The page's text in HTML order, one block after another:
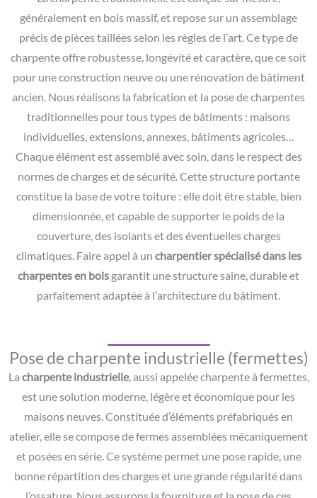
généralement en bois massif, et repose sur un assemblage
précis de pièces taillées selon les règles de l’art. Ce type de
charpente offre robustesse, longévité et caractère, que ce soit
pour une construction neuve ou une rénovation de bâtiment
ancien. Nous réalisons la fabrication et la pose de charpentes
traditionnelles pour tous types de bâtiments : maisons
individuelles, extensions, annexes, bâtiments agricoles…
Chaque élément est assemblé avec soin, dans le respect des
normes de charges et de sécurité. Cette structure portante
constitue la base de votre toiture : elle doit être stable, bien
dimensionnée, et capable de supporter le poids de la
couverture, des isolants et des éventuelles charges
climatiques. Faire appel à un charpentier spécialisé dans les
charpentes en bois garantit une structure saine, durable et
parfaitement adaptée à l’architecture du bâtiment.
Pose de charpente industrielle (fermettes)
La charpente industrielle, aussi appelée charpente à fermettes,
est une solution moderne, légère et économique pour les
maisons neuves. Constituée d’éléments préfabriqués en
atelier, elle se compose de fermes assemblées mécaniquement
et posées en série. Ce système permet une pose rapide, une
bonne répartition des charges et une grande régularité dans